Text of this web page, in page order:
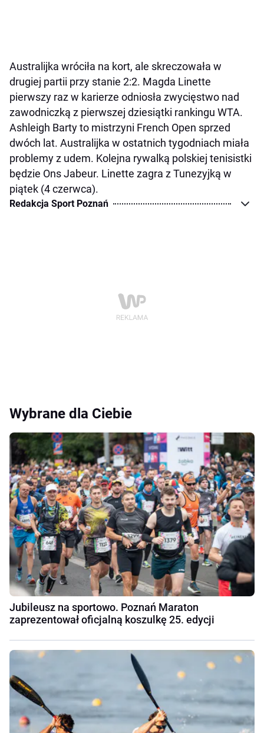
Australijka wróciła na kort, ale skreczowała w
drugiej partii przy stanie 2:2. Magda Linette
pierwszy raz w karierze odniosła zwycięstwo nad
zawodniczką z pierwszej dziesiątki rankingu WTA.
Ashleigh Barty to mistrzyni French Open sprzed
dwóch lat. Australijka w ostatnich tygodniach miała
problemy z udem. Kolejna rywalką polskiej tenisistki
będzie Ons Jabeur. Linette zagra z Tunezyjką w
piątek (4 czerwca).
Redakcja Sport Poznań
Wybrane dla Ciebie
Jubileusz na sportowo. Poznań Maraton
zaprezentował oficjalną koszulkę 25. edycji